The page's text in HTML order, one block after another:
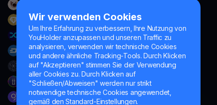
Wir verwenden Cookies
Um Ihre Erfahrung zu verbessern, Ihre Nutzung von
YouHolder anzupassen und unseren Traffic zu
analysieren, verwenden wir technische Cookies
und andere ähnliche Tracking-Tools. Durch Klicken
auf "Akzeptieren" stimmen Sie der Verwendung
aller Cookies zu. Durch Klicken auf
"Schließen/Abweisen" werden nur strikt
notwendige technische Cookies angewendet,
gemäß den Standard-Einstellungen.